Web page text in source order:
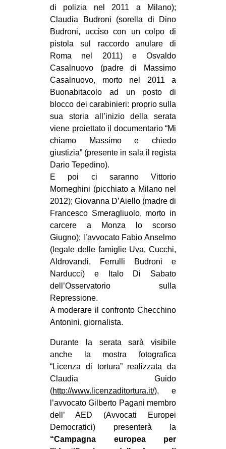
di polizia nel 2011 a Milano);
Claudia Budroni (sorella di Dino
Budroni, ucciso con un colpo di
pistola sul raccordo anulare di
Roma nel 2011) e Osvaldo
Casalnuovo (padre di Massimo
Casalnuovo, morto nel 2011 a
Buonabitacolo ad un posto di
blocco dei carabinieri: proprio sulla
sua storia all’inizio della serata
viene proiettato il documentario “Mi
chiamo Massimo e chiedo
giustizia” (presente in sala il regista
Dario Tepedino).
E poi ci saranno Vittorio
Morneghini (picchiato a Milano nel
2012); Giovanna D’Aiello (madre di
Francesco Smeragliuolo, morto in
carcere a Monza lo scorso
Giugno); l’avvocato Fabio Anselmo
(legale delle famiglie Uva, Cucchi,
Aldrovandi, Ferrulli Budroni e
Narducci) e Italo Di Sabato
dell’Osservatorio sulla
Repressione.
A moderare il confronto Checchino
Antonini, giornalista.
Durante la serata sarà visibile
anche la mostra fotografica
“Licenza di tortura” realizzata da
Claudia Guido
(http://www.licenzaditortura.it/), e
l’avvocato Gilberto Pagani membro
dell’ AED (Avvocati Europei
Democratici) presenterà la
“Campagna europea per